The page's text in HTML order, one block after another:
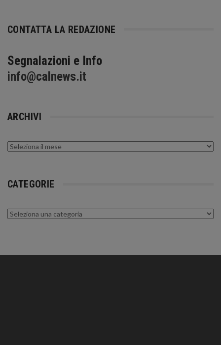
CONTATTA LA REDAZIONE
Segnalazioni e Info
info@calnews.it
ARCHIVI
Archivi
CATEGORIE
Categorie